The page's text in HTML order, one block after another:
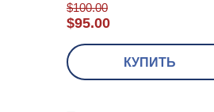
$100.00
$95.00
КУПИТЬ